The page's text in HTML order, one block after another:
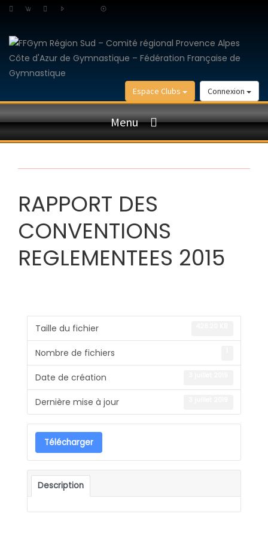
Connexion
Espace Clubs
Menu
RAPPORT DES
CONVENTIONS
REGLEMENTEES 2015
Taille du fichier
Nombre de fichiers
Date de création
Dernière mise à jour
Télécharger
Description